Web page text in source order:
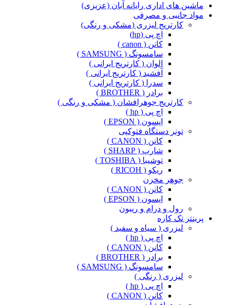
ماشین های اداری رایانه آبان (عزیزی)
مواد جانبی و مصرفی
کارتریج لیزری (مشکی و رنگی)
اچ پی (hp)
کانن ( canon )
سامسونگ ( SAMSUNG )
الوان ( کارتریج ایرانی )
آفشید ( کارتریج ایرانی )
سدرا ( کارتریج ایرانی )
برادر ( BROTHER )
کارتریج جوهرافشان ( مشکی و رنگی )
اچ پی ( hp )
اپسون ( EPSON )
تونر دستگاه فتوکپی
کانن ( CANON )
شارپ ( SHARP )
توشیبا ( TOSHIBA )
ریکو ( RICOH )
جوهر مخزن
کانن ( CANON )
اپسون ( EPSON )
رول و درام و ریبون
پرینتر تک کاره
لیزری ( سیاه و سفید )
اچ پی ( hp )
کانن ( CANON )
برادر ( BROTHER )
سامسونگ ( SAMSUNG )
لیزری ( رنگی )
اچ پی ( hp )
کانن ( CANON )